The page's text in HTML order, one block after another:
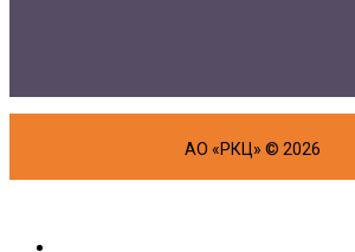
АО «РКЦ» © 2026